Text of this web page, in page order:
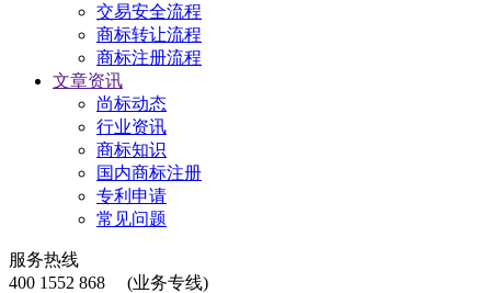
交易安全流程
商标转让流程
商标注册流程
文章资讯
尚标动态
行业资讯
商标知识
国内商标注册
专利申请
常见问题
服务热线
400 1552 868
(业务专线)